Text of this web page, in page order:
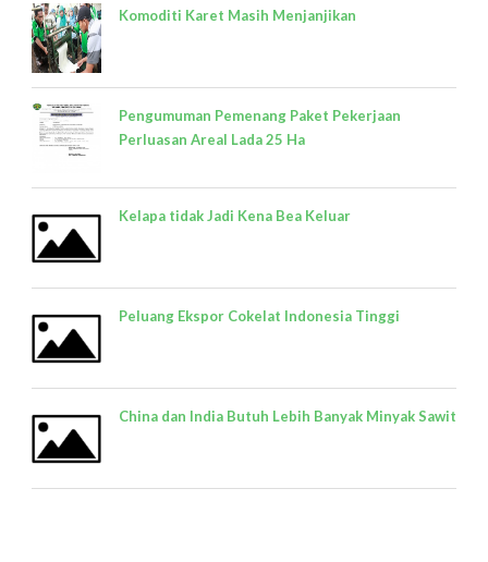
Komoditi Karet Masih Menjanjikan
Pengumuman Pemenang Paket Pekerjaan
Perluasan Areal Lada 25 Ha
Kelapa tidak Jadi Kena Bea Keluar
Peluang Ekspor Cokelat Indonesia Tinggi
China dan India Butuh Lebih Banyak Minyak Sawit